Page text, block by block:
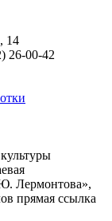
14
26-00-42
Лермонтова»,
прямая ссылка